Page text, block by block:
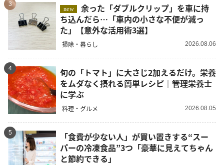
3
new
余った「ダブルクリップ」を車に持
ち込んだら…「車内の小さな不便が減っ
た」【意外な活用術3選】
掃除・暮らし 2026.08.06
4
旬の「トマト」に大さじ2加えるだけ。栄養
をムダなく摂れる簡単レシピ｜管理栄養士
に学ぶ
料理・グルメ 2026.08.05
5
「食費が少ない人」が買い置きする“スー
パーの冷凍食品”3つ「豪華に見えてちゃん
と節約できる」